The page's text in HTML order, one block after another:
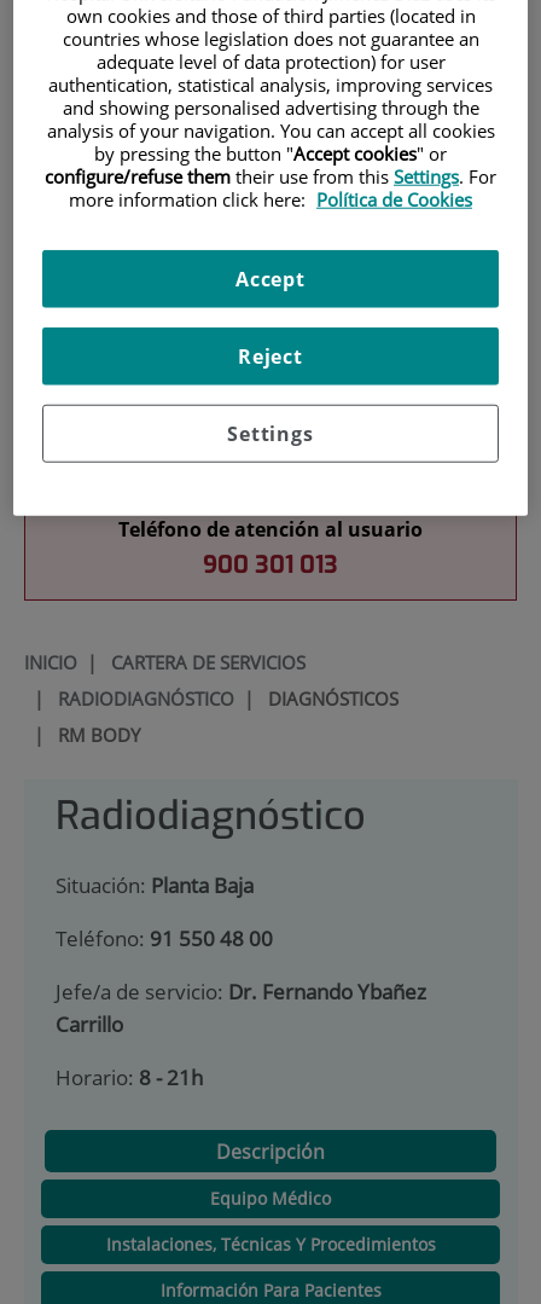
Investigación
Docencia
Teléfono de atención al usuario
900 301 013
INICIO| CARTERA DE SERVICIOS
| RADIODIAGNÓSTICO| DIAGNÓSTICOS
| RM BODY
Radiodiagnóstico
Situación: Planta Baja
Teléfono: 91 550 48 00
Jefe/a de servicio: Dr. Fernando Ybañez
Carrillo
Horario: 8 - 21h
Descripción
Equipo Médico
Instalaciones, Técnicas Y Procedimientos
Información Para Pacientes
own cookies and those of third parties (located in
countries whose legislation does not guarantee an
adequate level of data protection) for user
authentication, statistical analysis, improving services
and showing personalised advertising through the
analysis of your navigation. You can accept all cookies
by pressing the button "Accept cookies" or
configure/refuse them their use from this Settings. For
more information click here: Política de Cookies
Settings
Reject
Accept